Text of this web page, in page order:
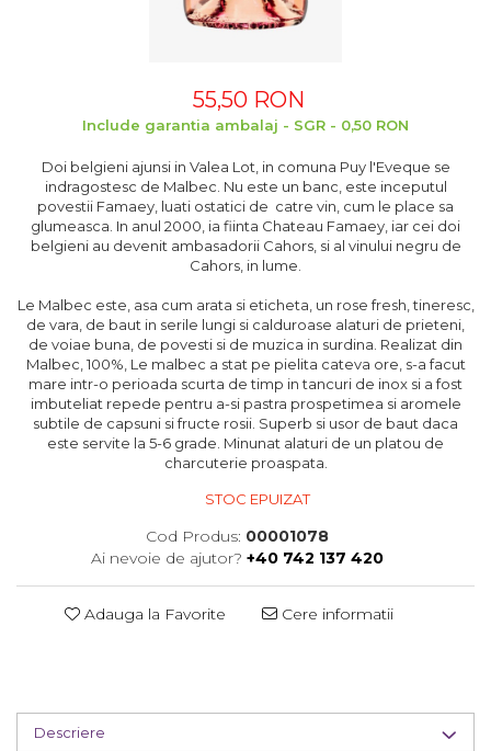
55,50 RON
Include garantia ambalaj - SGR - 0,50 RON
Doi belgieni ajunsi in Valea Lot, in comuna Puy l'Eveque se
indragostesc de Malbec. Nu este un banc, este inceputul
povestii Famaey, luati ostatici de catre vin, cum le place sa
glumeasca. In anul 2000, ia fiinta Chateau Famaey, iar cei doi
belgieni au devenit ambasadorii Cahors, si al vinului negru de
Cahors, in lume.
Le Malbec este, asa cum arata si eticheta, un rose fresh, tineresc,
de vara, de baut in serile lungi si calduroase alaturi de prieteni,
de voiae buna, de povesti si de muzica in surdina. Realizat din
Malbec, 100%, Le malbec a stat pe pielita cateva ore, s-a facut
mare intr-o perioada scurta de timp in tancuri de inox si a fost
imbuteliat repede pentru a-si pastra prospetimea si aromele
subtile de capsuni si fructe rosii. Superb si usor de baut daca
este servite la 5-6 grade. Minunat alaturi de un platou de
charcuterie proaspata.
STOC EPUIZAT
Cod Produs: 00001078
Ai nevoie de ajutor? +40 742 137 420
Adauga la Favorite Cere informatii
Descriere